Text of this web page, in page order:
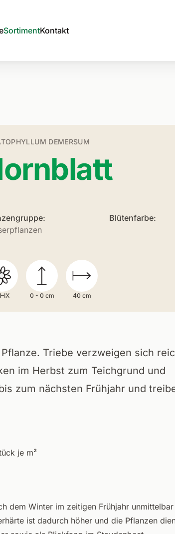
SortimentKontakt
DEMERSUM
Blütenfarbe:
0 - 0 cm 40 cm
Triebe verzweigen sich
im Herbst zum Teichgrund und
zum nächsten Frühjahr und
je m²
dem Winter im zeitigen Frühjahr
ist dadurch höher und die Pflanzen